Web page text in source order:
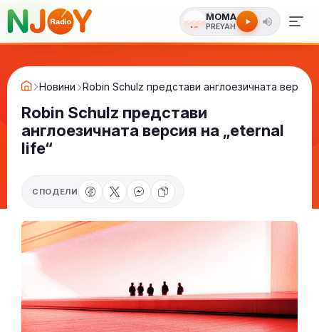
МОМА
PREYAH
Новини Robin Schulz представи англоезичната версия
Robin Schulz представи
англоезичната версия на „eternal
life“
СПОДЕЛИ